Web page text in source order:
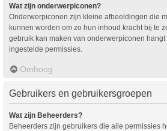
Wat zijn onderwerpiconen?
Onderwerpiconen zijn kleine afbeeldingen die
kunnen worden om zo hun inhoud kracht bij te
gebruik kan maken van onderwerpiconen
ingestelde permissies.
Omhoog
Gebruikers en gebruikersgroepen
Wat zijn Beheerders?
Beheerders zijn gebruikers die alle permissies